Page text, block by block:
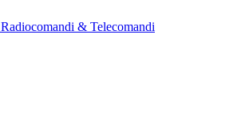
Radiocomandi & Telecomandi